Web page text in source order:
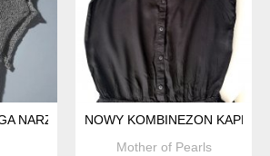
NARZUTKA ART HANDMADE
NOWY KOMBINEZON
Mother of Pearls